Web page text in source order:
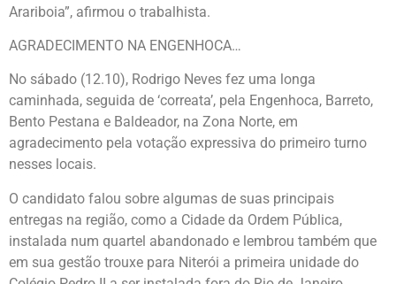
Arariboia”, afirmou o trabalhista.
AGRADECIMENTO NA ENGENHOCA…
No sábado (12.10), Rodrigo Neves fez uma longa
caminhada, seguida de ‘correata’, pela Engenhoca, Barreto,
Bento Pestana e Baldeador, na Zona Norte, em
agradecimento pela votação expressiva do primeiro turno
nesses locais.
O candidato falou sobre algumas de suas principais
entregas na região, como a Cidade da Ordem Pública,
instalada num quartel abandonado e lembrou também que
em sua gestão trouxe para Niterói a primeira unidade do